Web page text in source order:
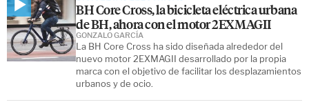
BH Core Cross, la bicicleta eléctrica urbana
de BH, ahora con el motor 2EXMAGII
La BH Core Cross ha sido diseñada alrededor del
nuevo motor 2EXMAGII desarrollado por la propia
marca con el objetivo de facilitar los desplazamientos
urbanos y de ocio.
GONZALO GARCÍA